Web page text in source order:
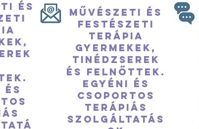
és
és
Művészeti és
festészeti
terápia
Gyermekek,
tinédzserek
és felnőttek.
Egyéni és
csoportos
terápiás
szolgáltatás